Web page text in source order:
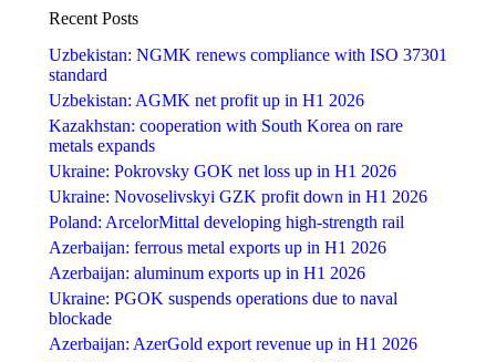
Recent Posts
Uzbekistan: NGMK renews compliance with ISO 37301
standard
Uzbekistan: AGMK net profit up in H1 2026
Kazakhstan: cooperation with South Korea on rare
metals expands
Ukraine: Pokrovsky GOK net loss up in H1 2026
Ukraine: Novoselivskyi GZK profit down in H1 2026
Poland: ArcelorMittal developing high-strength rail
Azerbaijan: ferrous metal exports up in H1 2026
Azerbaijan: aluminum exports up in H1 2026
Ukraine: PGOK suspends operations due to naval
blockade
Azerbaijan: AzerGold export revenue up in H1 2026